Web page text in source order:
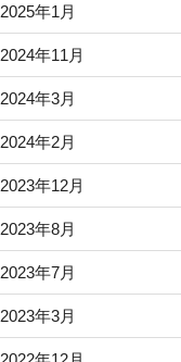
2025年1月
2024年11月
2024年3月
2024年2月
2023年12月
2023年8月
2023年7月
2023年3月